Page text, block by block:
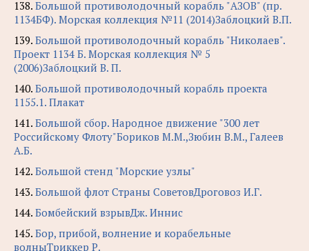
138. Большой противолодочный корабль "АЗОВ" (пр.
1134БФ). Морская коллекция №11 (2014)Заблоцкий В.П.
139. Большой противолодочный корабль "Николаев".
Проект 1134 Б. Морская коллекция № 5
(2006)Заблоцкий В. П.
140. Большой противолодочный корабль проекта
1155.1. Плакат
141. Большой сбор. Народное движение "300 лет
Российскому Флоту"Бориков М.М.,Зюбин В.М., Галеев
А.Б.
142. Большой стенд "Морские узлы"
143. Большой флот Страны СоветовДроговоз И.Г.
144. Бомбейский взрывДж. Иннис
145. Бор, прибой, волнение и корабельные
волныТриккер Р.